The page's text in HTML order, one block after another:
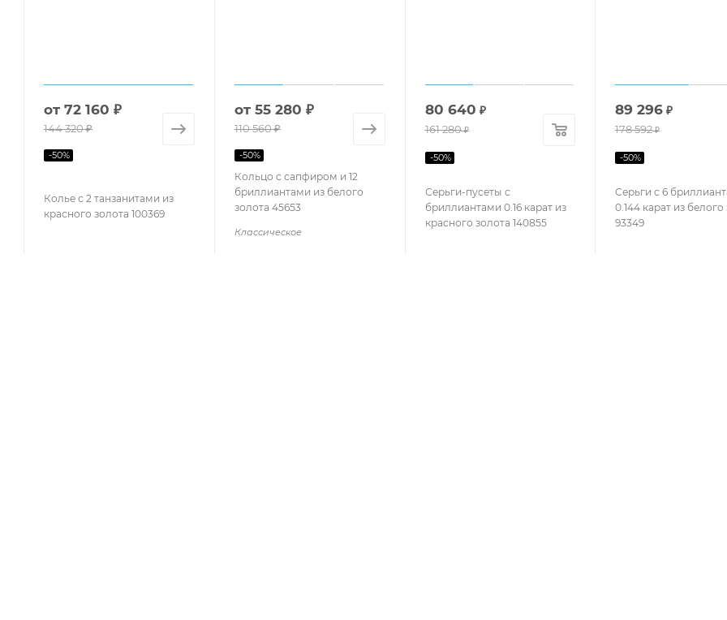
Колье с 2 танзанитами из
красного золота 100369
от 72 160 ₽
144 320 ₽
-50%
Кольцо с сапфиром и 12
бриллиантами из белого
золота 45653
Классическое
от 55 280 ₽
110 560 ₽
-50%
Серьги-пусеты с
бриллиантами 0.16 карат из
красного золота 140855
80 640 ₽
161 280₽
-50%
Серьги с 6
0.144 карат из белого
93349
89 296 ₽
178 592₽
-50%